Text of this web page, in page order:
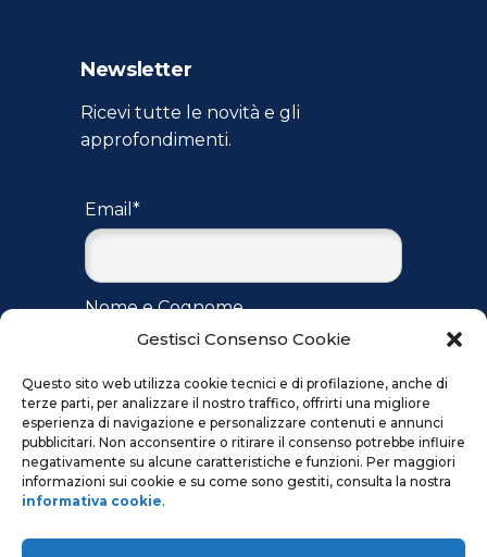
Gestisci Consenso Cookie
Questo sito web utilizza cookie tecnici e di profilazione, anche di
terze parti, per analizzare il nostro traffico, offrirti una migliore
esperienza di navigazione e personalizzare contenuti e annunci
pubblicitari. Non acconsentire o ritirare il consenso potrebbe influire
negativamente su alcune caratteristiche e funzioni. Per maggiori
informazioni sui cookie e su come sono gestiti, consulta la nostra
informativa cookie.
Newsletter
Ricevi tutte le novità e gli
approfondimenti.
Email*
Nome e Cognome
Accettol'informativaper il
trattamento dei dati ai sensi del
regolamento UE 2016/679